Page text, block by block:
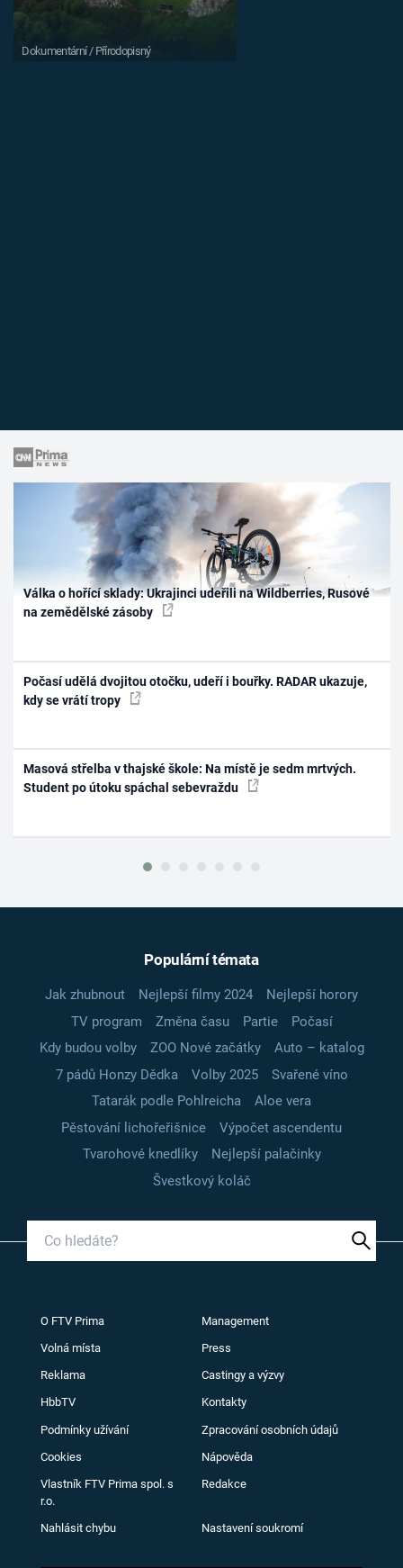
Dokumentární / Přírodopisný
Válka o hořící sklady: Ukrajinci udeřili na Wildberries, Rusové
na zemědělské zásoby
Počasí udělá dvojitou otočku, udeří i bouřky. RADAR ukazuje,
kdy se vrátí tropy
Masová střelba v thajské škole: Na místě je sedm mrtvých.
Student po útoku spáchal sebevraždu
Populární témata
Jak zhubnout Nejlepší filmy 2024
Nejlepší horory
TV program
Změna času Partie
Počasí
Kdy budou volby
ZOO Nové začátky
Auto – katalog
7 pádů Honzy Dědka
Volby 2025
Svařené víno
Tatarák podle Pohlreicha
Aloe vera
Pěstování lichořeřišnice
Výpočet ascendentu
Tvarohové knedlíky
Nejlepší palačinky
Švestkový koláč
O FTV Prima Management
Volná místa Press
Reklama Castingy a výzvy
HbbTV Kontakty
Podmínky užívání Zpracování osobních údajů
Cookies Nápověda
Vlastník FTV Prima spol. s
r.o.
Redakce
Nahlásit chybu Nastavení soukromí